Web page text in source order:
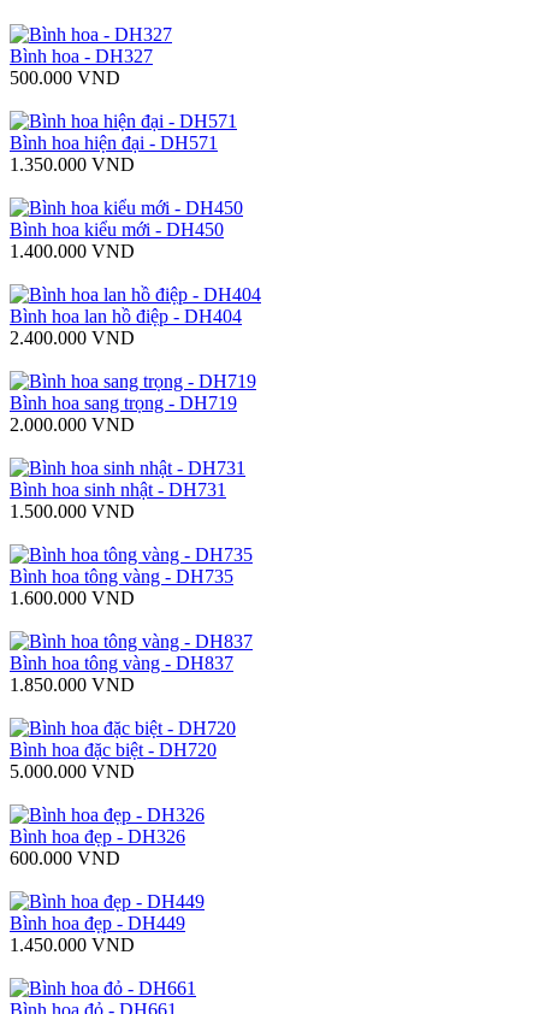
Bình hoa - DH327
500.000 VND
Bình hoa hiện đại - DH571
1.350.000 VND
Bình hoa kiểu mới - DH450
1.400.000 VND
Bình hoa lan hồ điệp - DH404
2.400.000 VND
Bình hoa sang trọng - DH719
2.000.000 VND
Bình hoa sinh nhật - DH731
1.500.000 VND
Bình hoa tông vàng - DH735
1.600.000 VND
Bình hoa tông vàng - DH837
1.850.000 VND
Bình hoa đặc biệt - DH720
5.000.000 VND
Bình hoa đẹp - DH326
600.000 VND
Bình hoa đẹp - DH449
1.450.000 VND
Bình hoa đỏ - DH661